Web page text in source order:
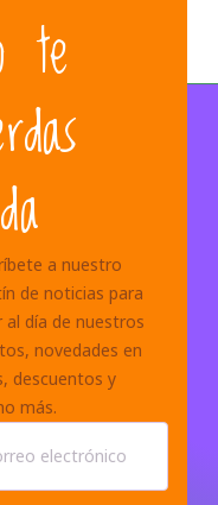
te
a nuestro
de noticias para
al día de nuestros
novedades en
descuentos y
más.